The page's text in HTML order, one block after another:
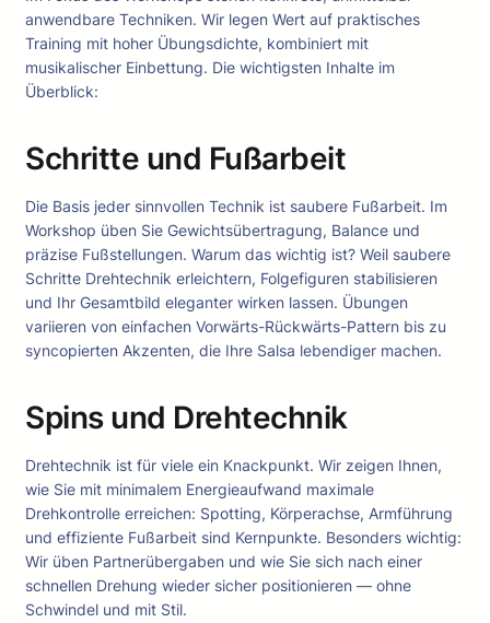
anwendbare Techniken. Wir legen Wert auf praktisches
Training mit hoher Übungsdichte, kombiniert mit
musikalischer Einbettung. Die wichtigsten Inhalte im
Überblick:
Schritte und Fußarbeit
Die Basis jeder sinnvollen Technik ist saubere Fußarbeit. Im
Workshop üben Sie Gewichtsübertragung, Balance und
präzise Fußstellungen. Warum das wichtig ist? Weil saubere
Schritte Drehtechnik erleichtern, Folgefiguren stabilisieren
und Ihr Gesamtbild eleganter wirken lassen. Übungen
variieren von einfachen Vorwärts-Rückwärts-Pattern bis zu
syncopierten Akzenten, die Ihre Salsa lebendiger machen.
Spins und Drehtechnik
Drehtechnik ist für viele ein Knackpunkt. Wir zeigen Ihnen,
wie Sie mit minimalem Energieaufwand maximale
Drehkontrolle erreichen: Spotting, Körperachse, Armführung
und effiziente Fußarbeit sind Kernpunkte. Besonders wichtig:
Wir üben Partnerübergaben und wie Sie sich nach einer
schnellen Drehung wieder sicher positionieren — ohne
Schwindel und mit Stil.